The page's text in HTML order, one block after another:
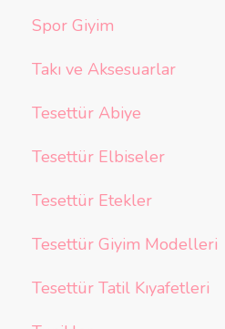
Spor Giyim
Takı ve Aksesuarlar
Tesettür Abiye
Tesettür Elbiseler
Tesettür Etekler
Tesettür Giyim Modelleri
Tesettür Tatil Kıyafetleri